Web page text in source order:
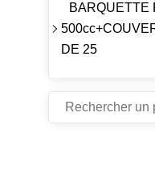
BARQUETTE
DE 25